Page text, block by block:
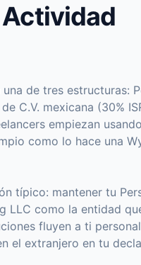
Actividad
de tres estructuras:
C.V. mexicana (30%
empiezan
como lo hace una
típico: mantener tu
LLC como la entidad
fluyen a ti
el extranjero en tu